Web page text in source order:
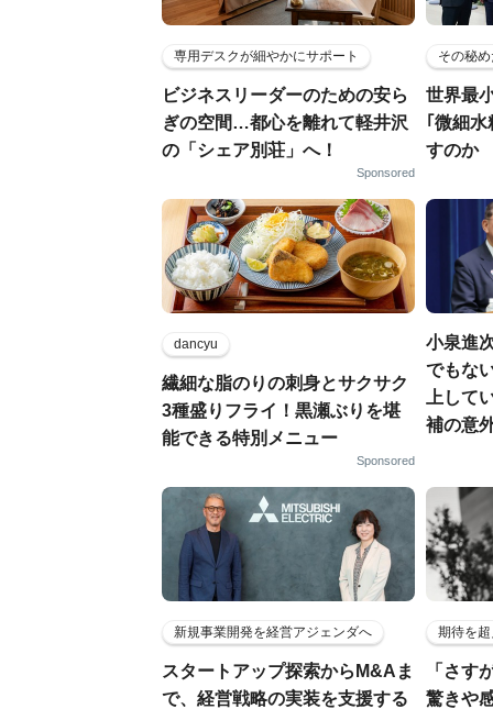
専用デスクが細やかにサポート
ビジネスリーダーのための安ら
ぎの空間…都心を離れて軽井沢
の「シェア別荘」へ！
Sponsored
その秘
世界最
｢微細
すのか
dancyu
繊細な脂のりの刺身とサクサク
3種盛りフライ！黒瀬ぶりを堪
能できる特別メニュー
Sponsored
小泉進
でもな
上して
補の意
新規事業開発を経営アジェンダへ
スタートアップ探索からM&Aま
で、経営戦略の実装を支援する
期待を
「さす
驚きや